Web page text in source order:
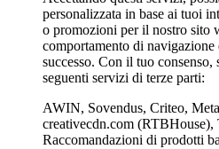
personalizzata in base ai tuoi
o promozioni per il nostro sito
comportamento di
successo. Con il tuo
seguenti servizi di terze parti:
AWIN, Sovendus, Criteo,
creativecdn.com
Raccomandazioni di prodotti